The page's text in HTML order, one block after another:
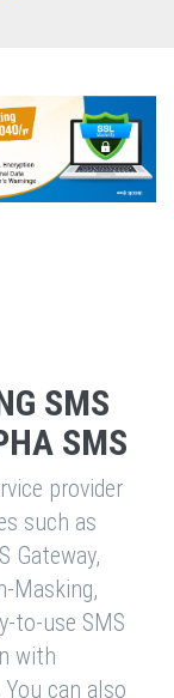
SMS
SMS
provider
such as
Gateway,
Masking,
to-use SMS
with
can also